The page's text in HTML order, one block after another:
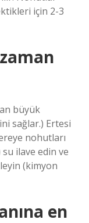
için 2-3
büyük
sağlar.) Ertesi
nohutları
ilave edin ve
(kimyon
en